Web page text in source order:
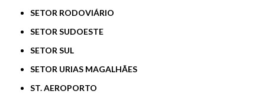
SETOR RODOVIÁRIO
SETOR SUDOESTE
SETOR SUL
SETOR URIAS MAGALHÃES
ST. AEROPORTO